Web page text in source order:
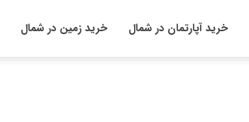
خرید آپارتمان در شمال خرید زمین در شمال